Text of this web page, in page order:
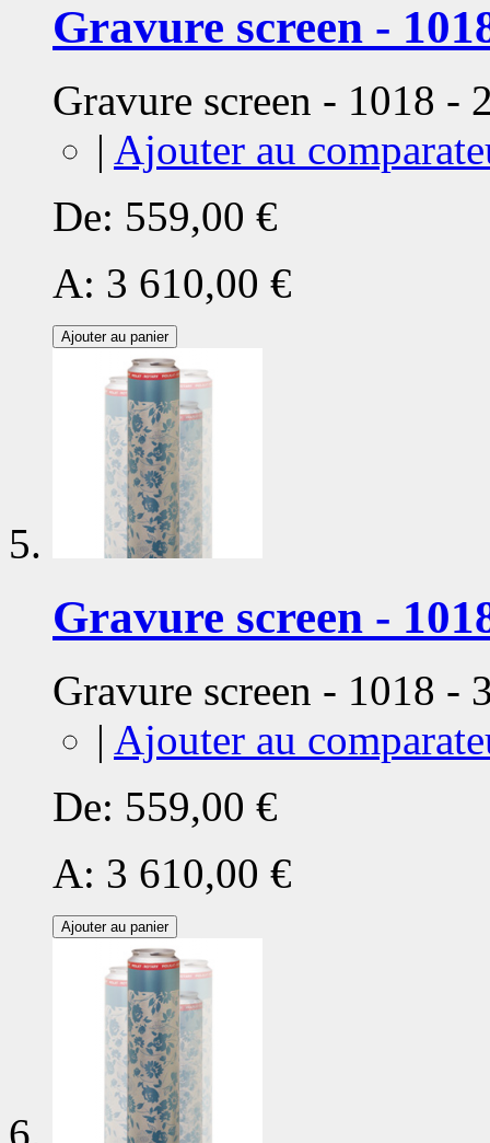
Gravure screen -
Gravure screen - 1018 -
| Ajouter au
De: 559,00 €
A: 3 610,00 €
Ajouter au panier
Gravure screen -
Gravure screen - 1018 -
| Ajouter au
De: 559,00 €
A: 3 610,00 €
Ajouter au panier